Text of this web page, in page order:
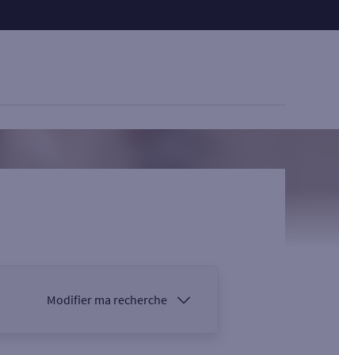
Modifier ma recherche